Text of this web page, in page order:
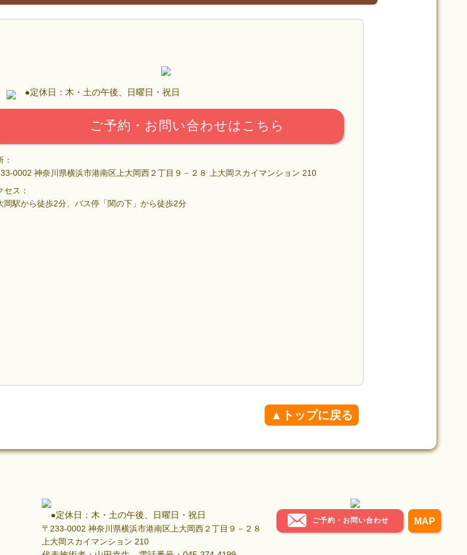
●定休日：木・土の午後、日曜日・祝日
ご予約・お問い合わせはこちら
：
0002 神奈川県横浜市港南区上大岡西２丁目９－２８ 上大岡スカイマンション 210
セス：
岡駅から徒歩2分、バス停「関の下」から徒歩2分
▲トップに戻る
●定休日：木・土の午後、日曜日・祝日
〒233-0002 神奈川県横浜市港南区上大岡西２丁目９－２８
上大岡スカイマンション 210
ご予約・お問い合わせ MAP